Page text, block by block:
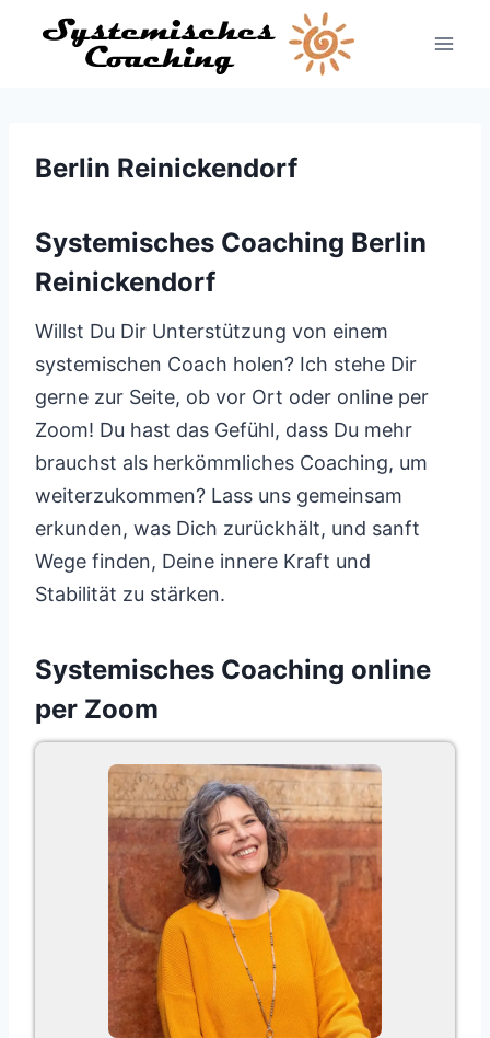
Inhalt
Berlin Reinickendorf
Systemisches Coaching Berlin
Reinickendorf
Willst Du Dir Unterstützung von einem
systemischen Coach holen? Ich stehe Dir
gerne zur Seite, ob vor Ort oder online per
Zoom! Du hast das Gefühl, dass Du mehr
brauchst als herkömmliches Coaching, um
weiterzukommen? Lass uns gemeinsam
erkunden, was Dich zurückhält, und sanft
Wege finden, Deine innere Kraft und
Stabilität zu stärken.
Systemisches Coaching online
per Zoom